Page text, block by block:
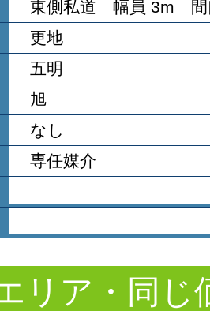
東側私道 幅員 3m 間
更地
五明
旭
なし
専任媒介
リア・同じ